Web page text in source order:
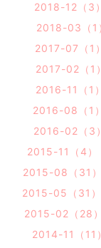
2018-12（3）
2018-03（1
2017-07（1）
2017-02（1）
2016-11（1）
2016-08（1）
2016-02（3）
2015-11（4）
2015-08（31）
2015-05（31）
2015-02（28）
2014-11（11）